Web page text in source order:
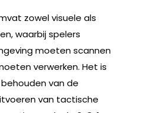
zowel visuele als
waarbij spelers
moeten scannen
verwerken. Het is
van de
van tactische